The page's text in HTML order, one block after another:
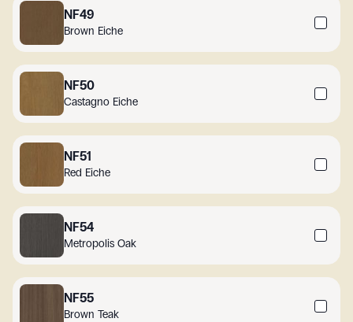
NF49
Brown Eiche
NF50
Castagno Eiche
NF51
Red Eiche
NF54
Metropolis Oak
NF55
Brown Teak